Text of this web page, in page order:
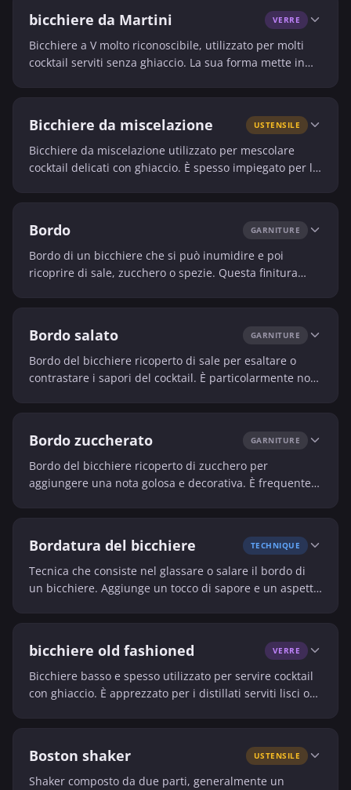
bicchiere da Martini VERRE
Bicchiere a V molto riconoscibile, utilizzato per molti
cocktail serviti senza ghiaccio. La sua forma mette in
Bicchiere da miscelazione USTENSILE
Bicchiere da miscelazione utilizzato per mescolare
cocktail delicati con ghiaccio. È spesso impiegato per le
Bordo GARNITURE
Bordo di un bicchiere che si può inumidire e poi
ricoprire di sale, zucchero o spezie. Questa finitura
Bordo salato GARNITURE
Bordo del bicchiere ricoperto di sale per esaltare o
contrastare i sapori del cocktail. È particolarmente noto
Bordo zuccherato GARNITURE
Bordo del bicchiere ricoperto di zucchero per
aggiungere una nota golosa e decorativa. È frequente
Bordatura del bicchiere TECHNIQUE
Tecnica che consiste nel glassare o salare il bordo di
un bicchiere. Aggiunge un tocco di sapore e un aspetto
bicchiere old fashioned VERRE
Bicchiere basso e spesso utilizzato per servire cocktail
con ghiaccio. È apprezzato per i distillati serviti lisci o
Boston shaker USTENSILE
Shaker composto da due parti, generalmente un